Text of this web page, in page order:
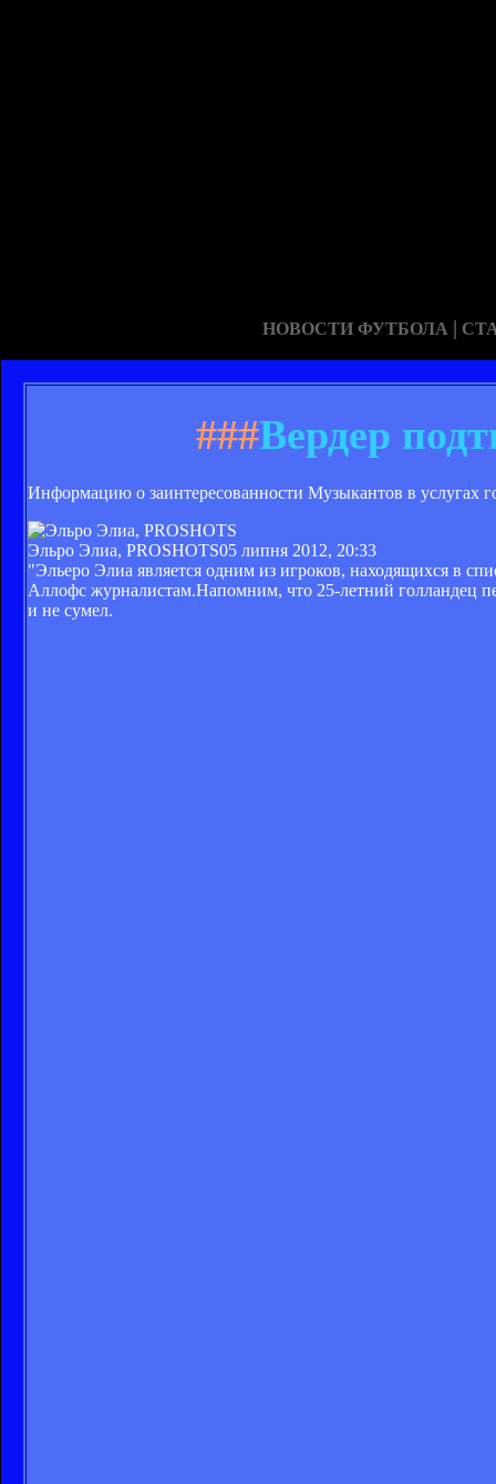
НОВОСТИ ФУТБОЛА |
###Вердер
Информацию о заинтересованности Музыкантов в услугах
Эльро Элиа, PROSHOTS05 липня 2012, 20:33
"Эльеро Элиа является одним из игроков, находящихся в
Аллофс журналистам.Напомним, что 25-летний голландец
и не сумел.